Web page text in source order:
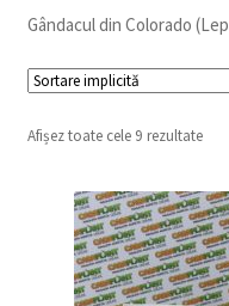
Sere și solarii
Gândacul din Colorado
Afișez toate cele 9 rezultate